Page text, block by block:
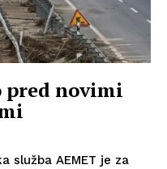
novimi
služba AEMET je za